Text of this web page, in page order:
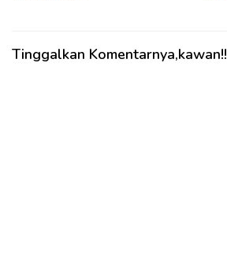
Tinggalkan Komentarnya,kawan!!